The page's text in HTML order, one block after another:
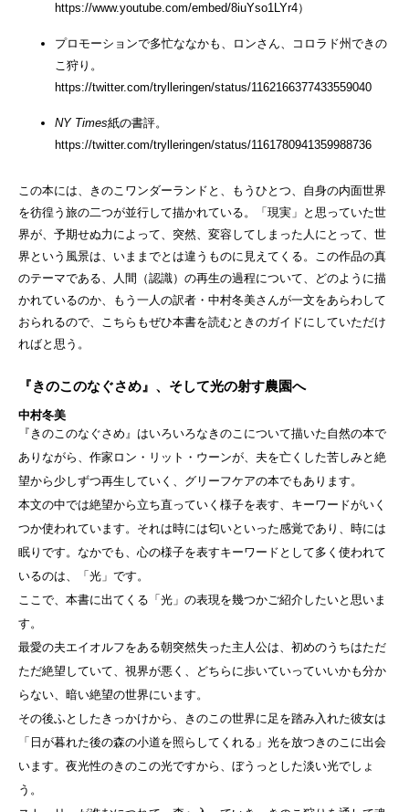
https://www.youtube.com/embed/8iuYso1LYr4）
プロモーションで多忙ななかも、ロンさん、コロラド州できの
こ狩り。
https://twitter.com/trylleringen/status/1162166377433559040
NY Times紙の書評。
https://twitter.com/trylleringen/status/1161780941359988736
この本には、きのこワンダーランドと、もうひとつ、自身の内面世界
を彷徨う旅の二つが並行して描かれている。「現実」と思っていた世
界が、予期せぬ力によって、突然、変容してしまった人にとって、世
界という風景は、いままでとは違うものに見えてくる。この作品の真
のテーマである、人間（認識）の再生の過程について、どのように描
かれているのか、もう一人の訳者・中村冬美さんが一文をあらわして
おられるので、こちらもぜひ本書を読むときのガイドにしていただけ
ればと思う。
『きのこのなぐさめ』、そして光の射す農園へ
中村冬美
『きのこのなぐさめ』はいろいろなきのこについて描いた自然の本で
ありながら、作家ロン・リット・ウーンが、夫を亡くした苦しみと絶
望から少しずつ再生していく、グリーフケアの本でもあります。
本文の中では絶望から立ち直っていく様子を表す、キーワードがいく
つか使われています。それは時には匂いといった感覚であり、時には
眠りです。なかでも、心の様子を表すキーワードとして多く使われて
いるのは、「光」です。
ここで、本書に出てくる「光」の表現を幾つかご紹介したいと思いま
す。
最愛の夫エイオルフをある朝突然失った主人公は、初めのうちはただ
ただ絶望していて、視界が悪く、どちらに歩いていっていいかも分か
らない、暗い絶望の世界にいます。
その後ふとしたきっかけから、きのこの世界に足を踏み入れた彼女は
「日が暮れた後の森の小道を照らしてくれる」光を放つきのこに出会
います。夜光性のきのこの光ですから、ぼうっとした淡い光でしょ
う。